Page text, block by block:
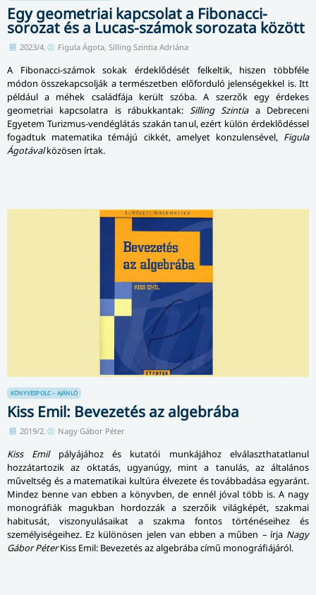
Egy geometriai kapcsolat a Fibonacci-
sorozat és a Lucas-számok sorozata között
2023/4. Figula Ágota, Silling Szintia Adriána
A Fibonacci-számok sokak érdeklődését felkeltik, hiszen többféle
módon összekapcsolják a ter­mé­szet­ben előforduló jelenségekkel is. Itt
például a méhek családfája került szóba. A szerzők egy érdekes
geometriai kapcsolatra is rábukkantak:Silling Szintiaa Debreceni
Egyetem Turizmus-vendéglátás szakán tanul, ezért külön ér­dek­lő­dés­sel
fogadtuk matematika témájú cikkét, amelyet konzulensével, Figula
Ágotávalközösen írtak.
KÖNYVESPOLC – AJÁNLÓ
Kiss Emil: Bevezetés az algebrába
2019/2. Nagy Gábor Péter
Kiss Emilpályájához és kutatói munkájához el­vá­laszt­ha­tat­la­nul
hozzátartozik az oktatás, ugyanúgy, mint a tanulás, az általános
műveltség és a matematikai kultúra élvezete és továbbadása egyaránt.
Mindez benne van ebben a könyvben, de ennél jóval több is. A nagy
monográfiák magukban hordozzák a szerzőik világképét, szakmai
habitusát, viszonyulásaikat a szakma fontos történéseihez és
személyiségeihez. Ez különösen jelen van ebben a műben – írja Nagy
Gábor PéterKiss Emil: Bevezetés az algebrába című monográfiájáról.